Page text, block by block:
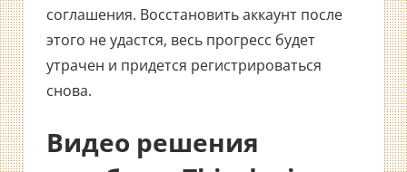
соглашения. Восстановить аккаунт после
этого не удастся, весь прогресс будет
утрачен и придется регистрироваться
снова.
Видео решения